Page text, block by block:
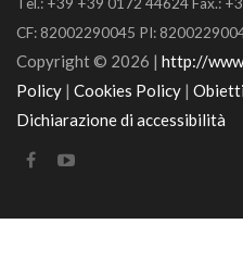
CF: 82002290045 PI:
Copyright © 2026 | http://
Policy | Cookies Policy |
Dichiarazione di accessibilità